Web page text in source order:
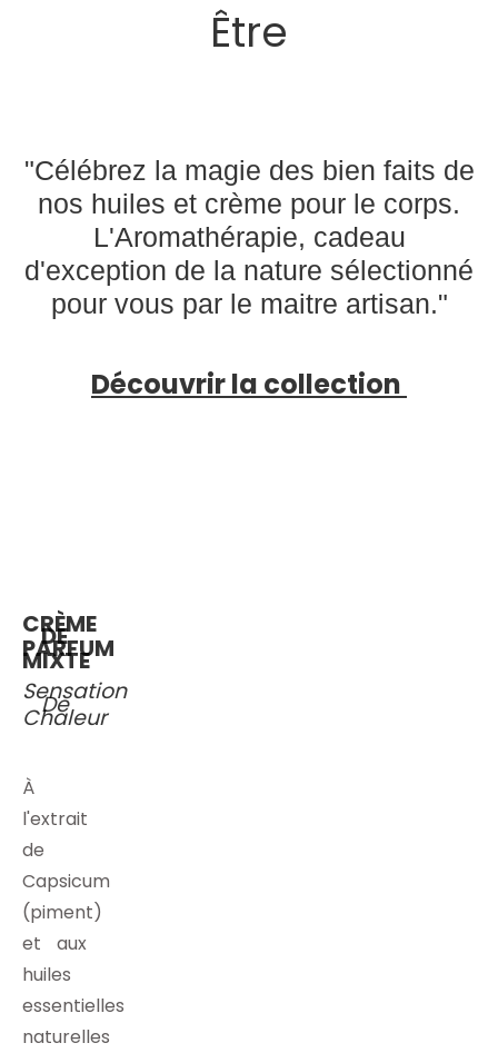
Être
"Célébrez la magie des bien faits de
nos huiles et crème pour le corps.
L'Aromathérapie, cadeau
d'exception de la nature sélectionné
pour vous par le maitre artisan."
Découvrir la collection
CRÈME
DE
PARFUM
MIXTE
Sensation
De
Chaleur
À
l'extrait
de
Capsicum
(piment)
et aux
huiles
essentielles
naturelles